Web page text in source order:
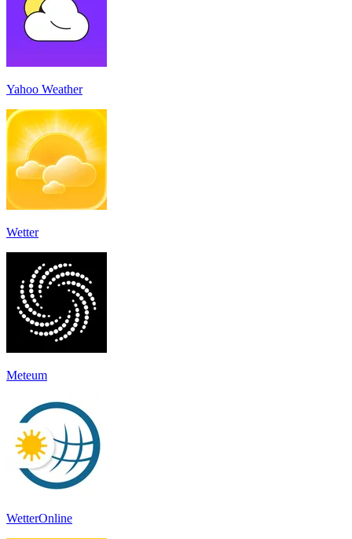
Yahoo Weather
Wetter
Meteum
WetterOnline